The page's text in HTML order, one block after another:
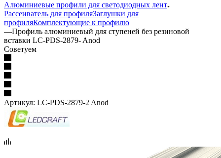
Алюминиевые профили для светодиодных лент
Рассеиватель для профиляЗаглушки для
профиляКомплектующие к профилю
—Профиль алюминиевый для ступеней без резиновой
вставки LC-PDS-2879- Anod
Советуем
Артикул: LC-PDS-2879-2 Anod